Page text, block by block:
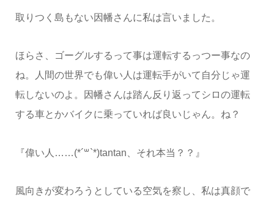
取りつく島もない因幡さんに私は言いました。
ほらさ、ゴーグルするって事は運転するっつー事なの
ね。人間の世界でも偉い人は運転手がいて自分じゃ運
転しないのよ。因幡さんは踏ん反り返ってシロの運転
する車とかバイクに乗っていれば良いじゃん。ね？
『偉い人……(*´꒳`*)tantan、それ本当？？』
風向きが変わろうとしている空気を察し、私は真顔で